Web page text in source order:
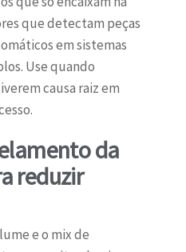
que detectam peças
em sistemas
Use quando
causa raiz em
da
reduzir
e o mix de